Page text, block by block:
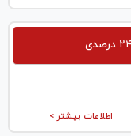
اطلاعات بیشتر >